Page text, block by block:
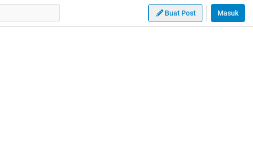
Buat Post Masuk